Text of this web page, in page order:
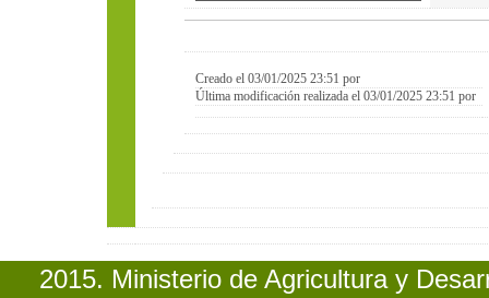
Creado el 03/01/2025 23:51 por
Última modificación realizada el 03/01/2025 23:51 por
2015. Ministerio de Agricultura y